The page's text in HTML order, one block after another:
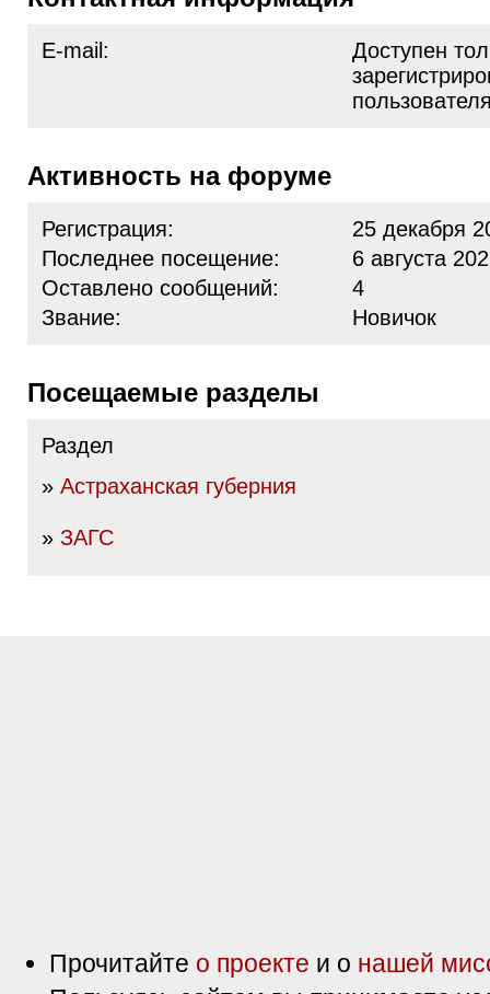
E-mail:
Доступен
Активность на форуме
Регистрация:
25 декабря
Последнее посещение:
6 августа
Оставлено сообщений:
4
Звание:
Новичок
Посещаемые разделы
Раздел
» Астраханская губерния
» ЗАГС
Прочитайте о проекте и о нашей